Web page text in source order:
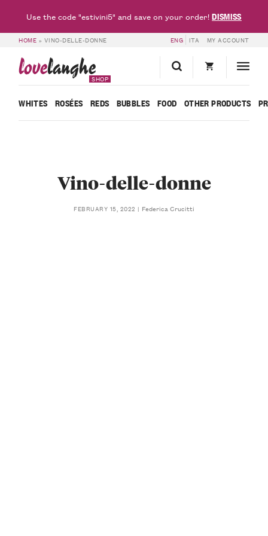
HOME » VINO-DELLE-DONNE ENG ITA MY ACCOUNT
lovelanghe
SHOP
WHITES ROSÉES REDS BUBBLES FOOD OTHER PRODUCTS
Vino-delle-donne
FEBRUARY 15, 2022 Federica Crucitti
Use the code "estivini5" and save on your order!DISMISS